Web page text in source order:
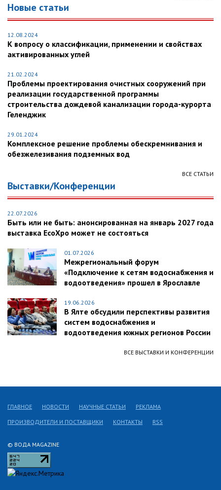
Новые статьи
12.08.2024
К вопросу о классификации, применении и свойствах
активированных углей
21.02.2024
Проблемы проектирования очистных сооружений при
реализации государственной программы
строительства дождевой канализации города-курорта
Геленджик
29.01.2024
Комплексное решение проблемы обескремнивания и
обезжелезивания подземных вод
ВСЕ СТАТЬИ
Выставки/Конференции
22.07.2026
Быть или не быть: анонсированная на январь 2027 года
выставка EcoXpo может не состояться
01.07.2026
Межрегиональный форум
«Подключение к сетям водоснабжения и
водоотведения» прошел в Ярославле
19.06.2026
В Ялте обсудили перспективы развития
систем водоснабжения и
водоотведения южных регионов России
ВСЕ ВЫСТАВКИ И КОНФЕРЕНЦИИ
© ВОДА MAGAZINE
ГЛАВНОЕ НОВОСТИ НАУЧНЫЕ СТАТЬИ РЕКЛАМА
ПРОИЗВОДИТЕЛИ И ПОСТАВЩИКИ КОНТАКТЫ RSS